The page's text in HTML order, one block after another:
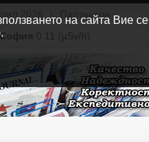
2026
Партньори
София 0.11 (µSv/h)
на сайта Вие се